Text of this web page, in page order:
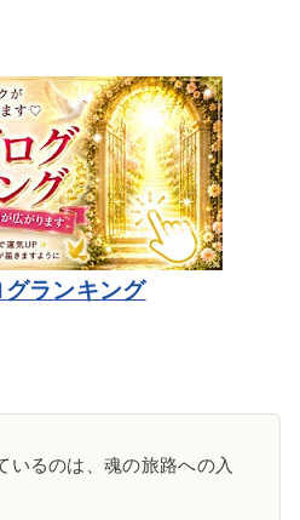
グランキング
いるのは、魂の旅路への入